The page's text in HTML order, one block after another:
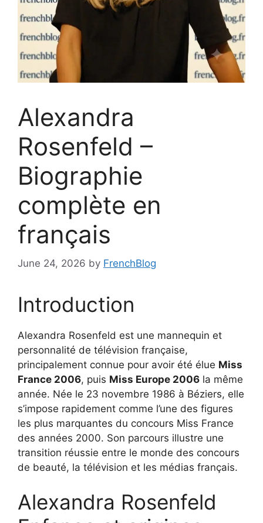
Alexandra
Rosenfeld –
Biographie
complète en
français
June 24, 2026 by FrenchBlog
Introduction
Alexandra Rosenfeld est une mannequin et
personnalité de télévision française,
principalement connue pour avoir été élue Miss
France 2006, puis Miss Europe 2006 la même
année. Née le 23 novembre 1986 à Béziers, elle
s’impose rapidement comme l’une des figures
les plus marquantes du concours Miss France
des années 2000. Son parcours illustre une
transition réussie entre le monde des concours
de beauté, la télévision et les médias français.
Alexandra Rosenfeld